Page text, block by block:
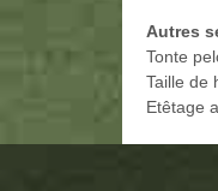
Autres
Tonte
Taille de
Etêtage